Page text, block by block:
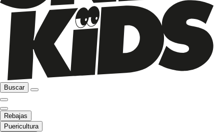
Buscar
Rebajas
Puericultura